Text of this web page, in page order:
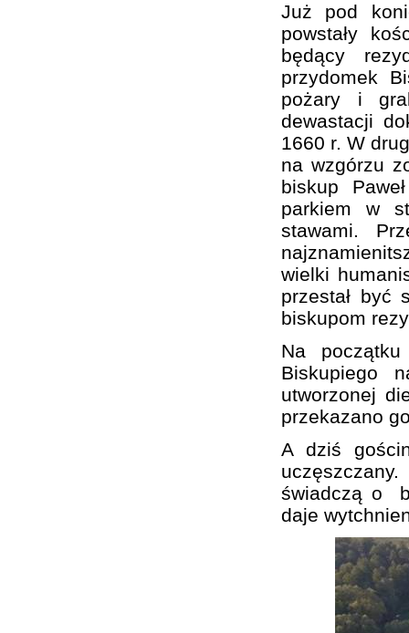
Już pod
powstały
będący
przydomek
pożary i
dewastacji
1660 r. W
na wzgórzu
biskup
parkiem w
stawami.
wielki
przestał być
biskupom
Na
Biskupiego
utworzonej
przekazano
A dziś
świadczą o
daje